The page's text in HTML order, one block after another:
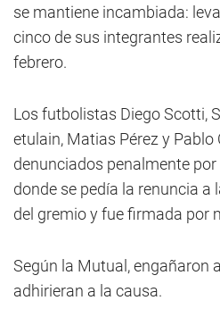
se mantiene incambiada:
cinco de sus integrantes
febrero.
Los futbolistas Diego Scotti,
etulain, Matias Pérez y Pablo
denunciados penalmente
donde se pedía la renuncia a
del gremio y fue firmada por
Según la Mutual, engañaron
adhirieran a la causa.